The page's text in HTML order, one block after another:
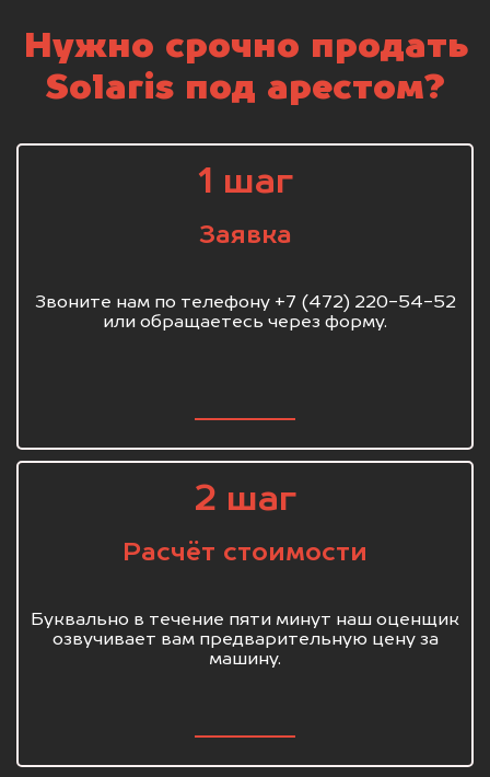
Нужно срочно продать
Solaris под арестом?
1 шаг
Заявка
Звоните нам по телефону +7 (472) 220-54-52
или обращаетесь через форму.
2 шаг
Расчёт стоимости
Буквально в течение пяти минут наш оценщик
озвучивает вам предварительную цену за
машину.